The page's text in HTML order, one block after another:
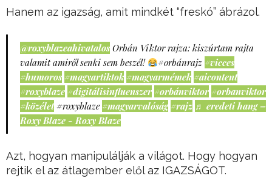
Hanem az igazság, amit mindkét “freskó” ábrázol.
@roxyblazeahivatalos Orbán Viktor rajza: kiszúrtam rajta
valamit amiről senki sem beszél!
#orbánrajz #vicces
#humoros #magyartiktok #magyarmémek #aicontent
#roxyblaze #digitálisinfluenszer #orbánviktor #orbanviktor
#közélet #roxyblaze #magyarvalóság #rajz ♬ eredeti hang –
Roxy Blaze - Roxy Blaze
Azt, hogyan manipulálják a világot. Hogy hogyan
rejtik el az átlagember elől az IGAZSÁGOT.